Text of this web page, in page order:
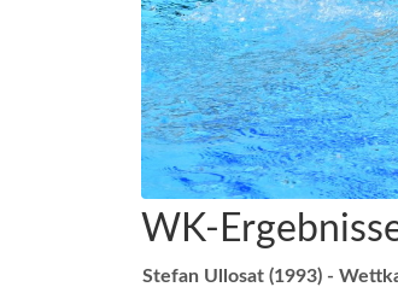
WK-
Stefan Ullosat (1993) -